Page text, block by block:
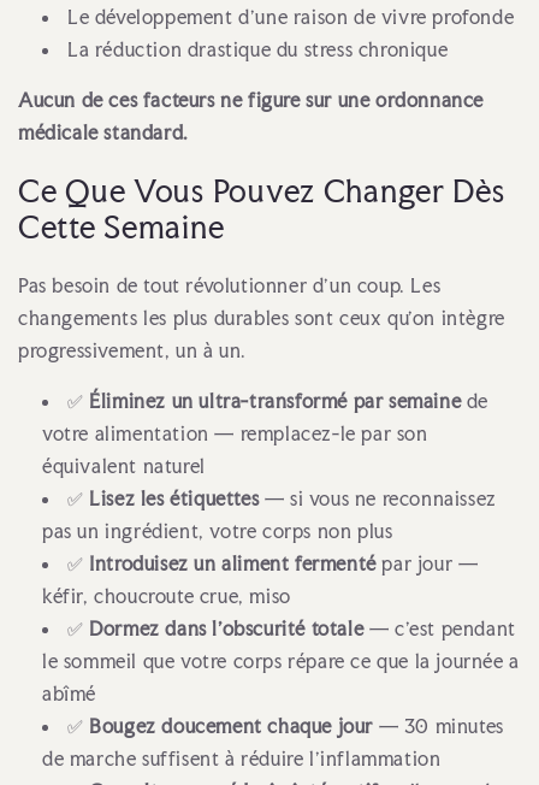
Le développement d'une raison de vivre profonde
La réduction drastique du stress chronique
Aucun de ces facteurs ne figure sur une ordonnance
médicale standard.
Ce Que Vous Pouvez Changer Dès
Cette Semaine
Pas besoin de tout révolutionner d'un coup. Les
changements les plus durables sont ceux qu'on intègre
progressivement, un à un.
✅ Éliminez un ultra-transformé par semainede
votre alimentation — remplacez-le par son
équivalent naturel
✅ Lisez les étiquettes— si vous ne reconnaissez
pas un ingrédient, votre corps non plus
✅ Introduisez un aliment fermentépar jour —
kéfir, choucroute crue, miso
✅ Dormez dans l'obscurité totale— c'est pendant
le sommeil que votre corps répare ce que la journée a
abîmé
✅ Bougez doucement chaque jour — 30 minutes
de marche suffisent à réduire l'inflammation